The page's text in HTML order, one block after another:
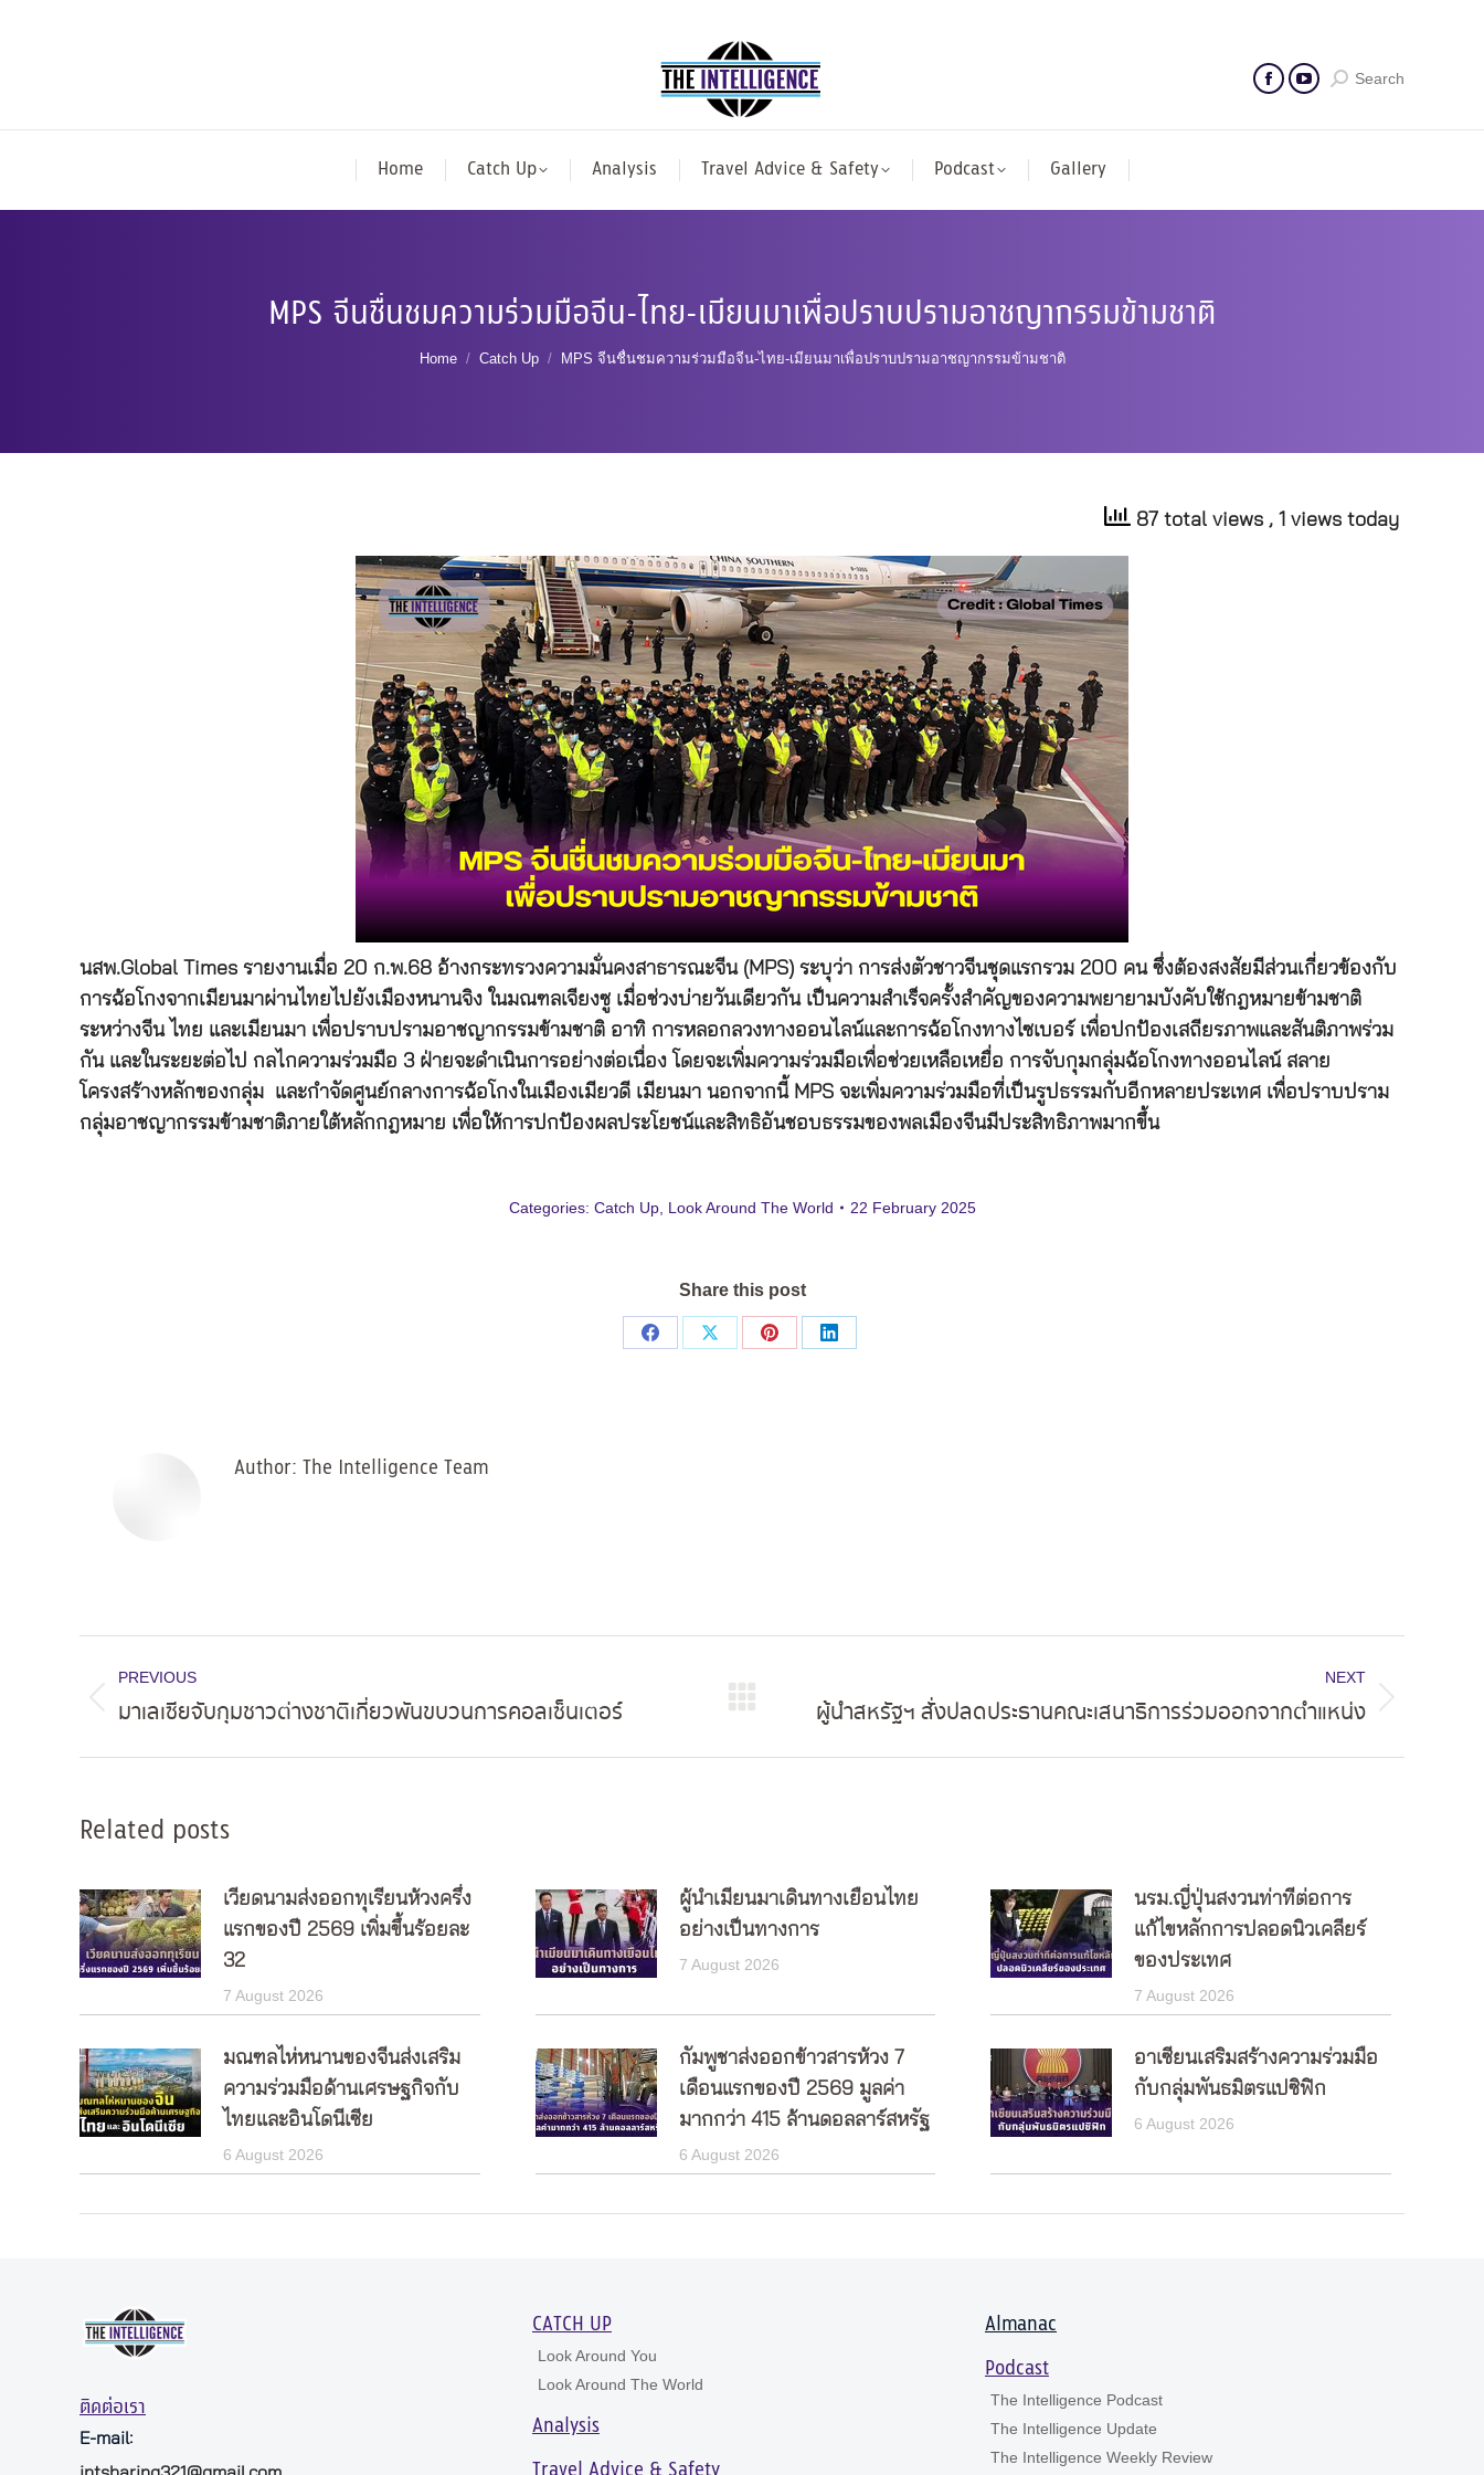
Search
Home Catch Up Analysis Travel Advice & Safety Podcast Gallery
MPS จีนชื่นชมความร่วมมือจีน-ไทย-เมียนมาเพื่อปราบปรามอาชญากรรมข้ามชาติ
You are here:
Home Catch Up MPS จีนชื่นชมความร่วมมือจีน-ไทย-เมียนมาเพื่อปราบปรามอาชญากรรมข้ามชาติ
87 total views , 1 views today
นสพ.Global Times รายงานเมื่อ 20 ก.พ.68 อ้างกระทรวงความมั่นคงสาธารณะจีน (MPS) ระบุว่า การส่งตัวชาวจีนชุดแรกรวม 200 คน ซึ่งต้องสงสัยมีส่วนเกี่ยวข้องกับ
การฉ้อโกงจากเมียนมาผ่านไทยไปยังเมืองหนานจิง ในมณฑลเจียงซู เมื่อช่วงบ่ายวันเดียวกัน เป็นความสำเร็จครั้งสำคัญของความพยายามบังคับใช้กฎหมายข้ามชาติ
ระหว่างจีน ไทย และเมียนมา เพื่อปราบปรามอาชญากรรมข้ามชาติ อาทิ การหลอกลวงทางออนไลน์และการฉ้อโกงทางไซเบอร์ เพื่อปกป้องเสถียรภาพและสันติภาพร่วม
กัน และในระยะต่อไป กลไกความร่วมมือ 3 ฝ่ายจะดำเนินการอย่างต่อเนื่อง โดยจะเพิ่มความร่วมมือเพื่อช่วยเหลือเหยื่อ การจับกุมกลุ่มฉ้อโกงทางออนไลน์ สลาย
โครงสร้างหลักของกลุ่ม และกำจัดศูนย์กลางการฉ้อโกงในเมืองเมียวดี เมียนมา นอกจากนี้ MPS จะเพิ่มความร่วมมือที่เป็นรูปธรรมกับอีกหลายประเทศ เพื่อปราบปราม
กลุ่มอาชญากรรมข้ามชาติภายใต้หลักกฎหมาย เพื่อให้การปกป้องผลประโยชน์และสิทธิอันชอบธรรมของพลเมืองจีนมีประสิทธิภาพมากขึ้น
Categories: Catch Up, Look Around The World 22 February 2025
Share this post
Share
Share
Share
Share
Author: The Intelligence Team
navigation
PREVIOUS
Previous
มาเลเซียจับกุมชาวต่างชาติเกี่ยวพันขบวนการคอลเซ็นเตอร์
NEXT
Nextผู้นำสหรัฐฯ สั่งปลดประธานคณะเสนาธิการร่วมออกจากตำแหน่ง
Related posts
เวียดนามส่งออกทุเรียนห้วงครึ่ง
แรกของปี 2569 เพิ่มขึ้นร้อยละ
32
7 August 2026
ผู้นำเมียนมาเดินทางเยือนไทย
อย่างเป็นทางการ
7 August 2026
นรม.ญี่ปุ่นสงวนท่าทีต่อการ
แก้ไขหลักการปลอดนิวเคลียร์
ของประเทศ
7 August 2026
มณฑลไห่หนานของจีนส่งเสริม
ความร่วมมือด้านเศรษฐกิจกับ
ไทยและอินโดนีเซีย
6 August 2026
กัมพูชาส่งออกข้าวสารห้วง 7
เดือนแรกของปี 2569 มูลค่า
มากกว่า 415 ล้านดอลลาร์สหรัฐ
6 August 2026
อาเซียนเสริมสร้างความร่วมมือ
กับกลุ่มพันธมิตรแปซิฟิก
6 August 2026
ติดต่อเรา
E-mail:
CATCH UP
Look Around You
Look Around The World
Analysis
Almanac
Podcast
The Intelligence Podcast
The Intelligence Update
The Intelligence Weekly Review